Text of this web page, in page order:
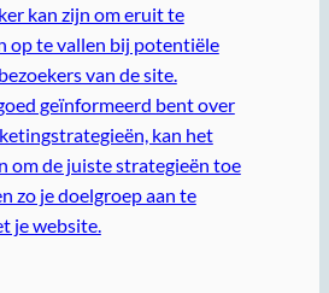
kan zijn om eruit te
op te vallen bij potentiële
van de site.
geïnformeerd bent over
kan het
om de juiste strategieën toe
zo je doelgroep aan te
je website.